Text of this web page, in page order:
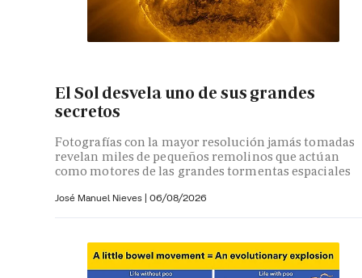
El Sol desvela uno de sus grandes
secretos
Fotografías con la mayor resolución jamás tomadas
revelan miles de pequeños remolinos que actúan
como motores de las grandes tormentas espaciales
José Manuel Nieves | 06/08/2026